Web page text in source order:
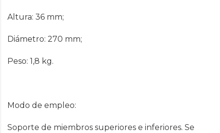
Altura: 36 mm;
Diámetro: 270 mm;
Peso: 1,8 kg.
Modo de empleo:
Soporte de miembros superiores e inferiores. Se